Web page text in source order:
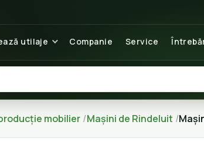
utilaje Companie Service
mobilier Mașini de Rindeluit